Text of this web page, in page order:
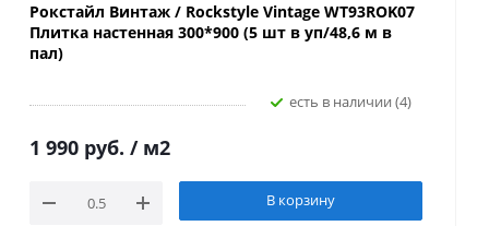
Рокстайл Винтаж / Rockstyle Vintage WT93ROK07
Плитка настенная 300*900 (5 шт в уп/48,6 м в
пал)
Есть в наличии (4)
1 990 руб. / м2
В корзину